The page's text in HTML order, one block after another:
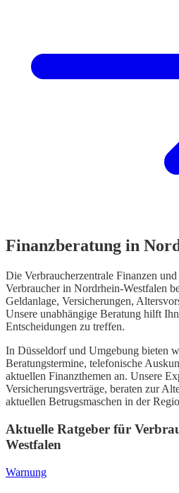
Finanzberatung in
Die Verbraucherzentrale Finanzen
Verbraucher in Nordrhein-Westfalen
Geldanlage, Versicherungen,
Unsere unabhängige Beratung hilft
Entscheidungen zu treffen.
In Düsseldorfund Umgebung bieten
Beratungstermine, telefonische
aktuellen Finanzthemen an. Unsere
Versicherungsverträge, beraten zur
aktuellen Betrugsmaschen in der
Aktuelle Ratgeber für
Westfalen
Warnung